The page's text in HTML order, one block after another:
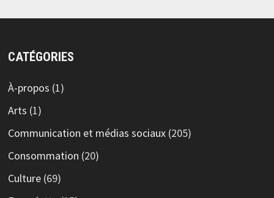
CATÉGORIES
À-propos (1)
Arts (1)
Communication et médias sociaux(205)
Consommation (20)
Culture(69)